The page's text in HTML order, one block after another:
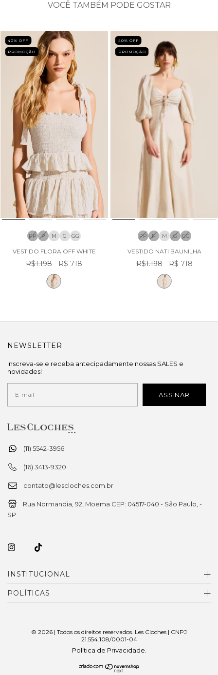
VOCÊ TAMBÉM PODE GOSTAR
40% OFF
PROMOÇÃO
PP P M G GG
VESTIDO FLORA OFF WHITE
R$1.198 R$ 718
40% OFF
PROMOÇÃO
PP P M G GG
VESTIDO NATI BAUNILHA
R$1.198 R$ 718
(11) 5542-3956
(16) 3413-9320
contato@lescloches.com.br
Rua Normandia, 92, Moema CEP: 04517-040 - São Paulo, -
SP
INSTITUCIONAL
POLÍTICAS
NEWSLETTER
Inscreva-se e receba antecipadamente nossas SALES e
novidades!
© 2026 | Todos os direitos reservados. Les Cloches | CNPJ
21.554.108/0001-04
Política de Privacidade